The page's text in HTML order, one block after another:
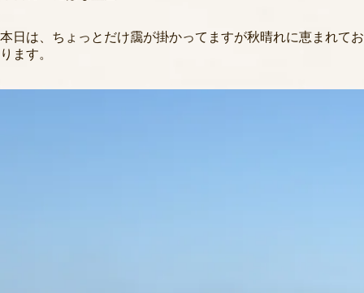
本日は、ちょっとだけ靄が掛かってますが秋晴れに恵まれてお
ります。